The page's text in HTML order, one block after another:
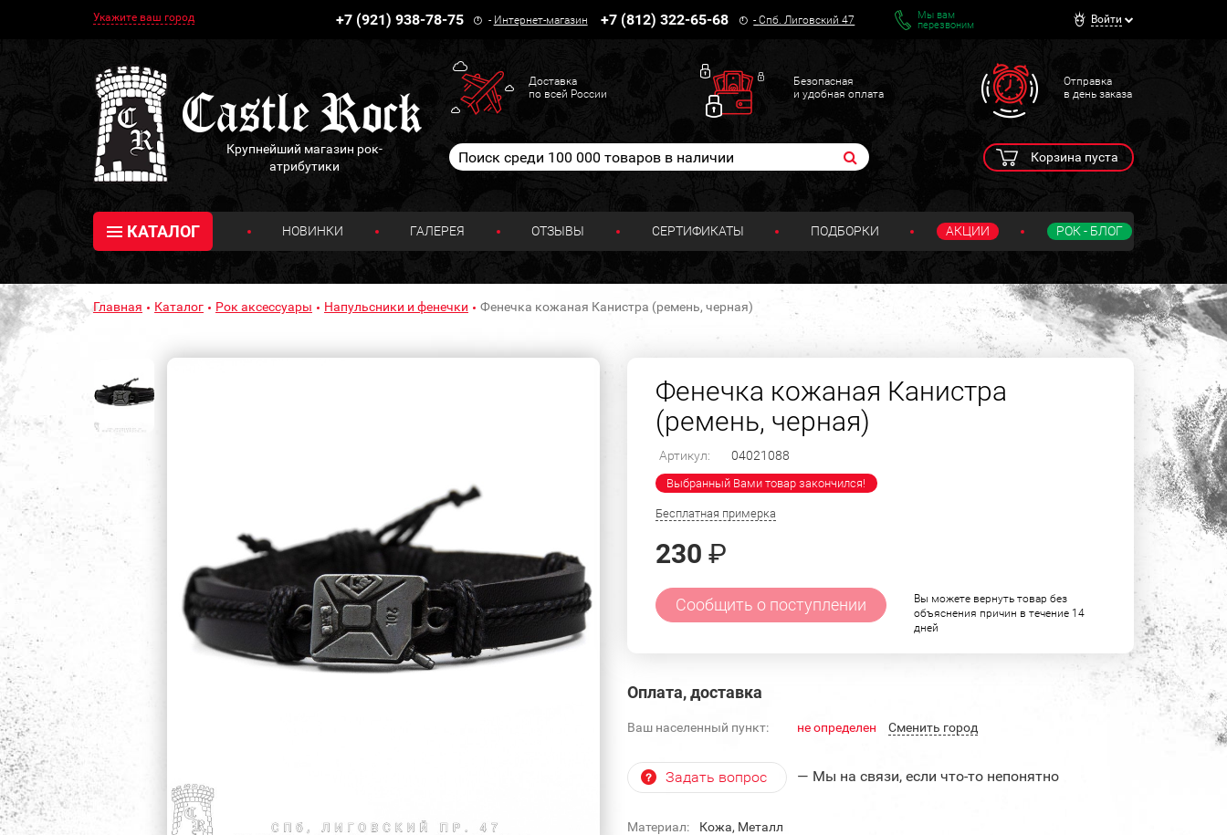
Укажите ваш город +7 (921) 938-78-75 - Интернет-магазин +7 (812) 322-65-68 -Спб. Лиговский 47
Мы вам
перезвоним
Войти
Крупнейший магазин рок-
атрибутики
Доставка
по всей России
Безопасная
и удобная оплата
Отправка
в день заказа
Корзина пуста
КАТАЛОГ НОВИНКИ ГАЛЕРЕЯ ОТЗЫВЫ СЕРТИФИКАТЫ ПОДБОРКИ АКЦИИ РОК - БЛОГ
Главная Каталог Рок аксессуары Напульсники и фенечки Фенечка кожаная Канистра (ремень, черная)
Фенечка кожаная Канистра
(ремень, черная)
Артикул: 04021088
Выбранный Вами товар закончился!
Бесплатная примерка
230 ₽
Сообщить о поступлении
Вы можете вернуть товар без
объяснения причин в течение 14
дней
Оплата, доставка
Ваш населенный пункт: не определен Cменить город
Задать вопрос — Мы на связи, если что-то непонятно
Материал:
Кожа, Металл